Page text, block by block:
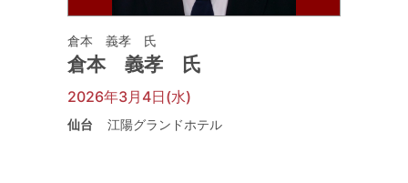
倉本 義孝 氏
倉本 義孝 氏
2026年3月4日(水)
仙台 江陽グランドホテル